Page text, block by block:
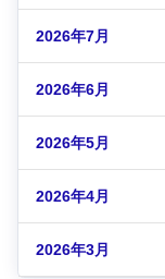
2026年7月
2026年6月
2026年5月
2026年4月
2026年3月